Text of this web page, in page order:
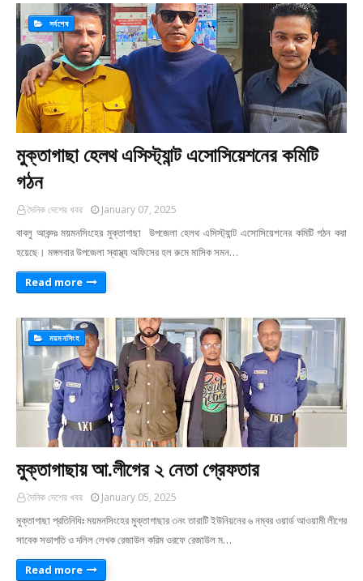
সর্বশেষ
মুক্তাগাছা হেলথ এসিস্ট্যান্ট এসোসিয়েশনের কমিটি
গঠন
দৈনিক দেশের খবর January 07, 2025
বাবলু আকন্দঃ ময়মনসিংহের মুক্তাগাছা উপজেলা হেলথ এসিস্ট্যান্ট এসোসিয়েশনের কমিটি গঠন করা
হয়েছে। মঙ্গলবার উপজেলা স্বাস্থ্য অফিসের হল রুমে মাসিক সমন…
Read more
ময়মনসিংহ
মুক্তাগাছায় আ.লীগের ২ নেতা গ্রেফতার
দৈনিক দেশের খবর January 05, 2025
মুক্তাগাছা প্রতিনিধিঃ ময়মনসিংহের মুক্তাগাছার ৩নং তারাটি ইউনিয়নের ৬ নম্বর ওয়ার্ড আওয়ামী লীগের
সাবেক সভাপতি ও দলিল লেখক রেজাউল করিম ওরফে রেজাউল ম…
Read more